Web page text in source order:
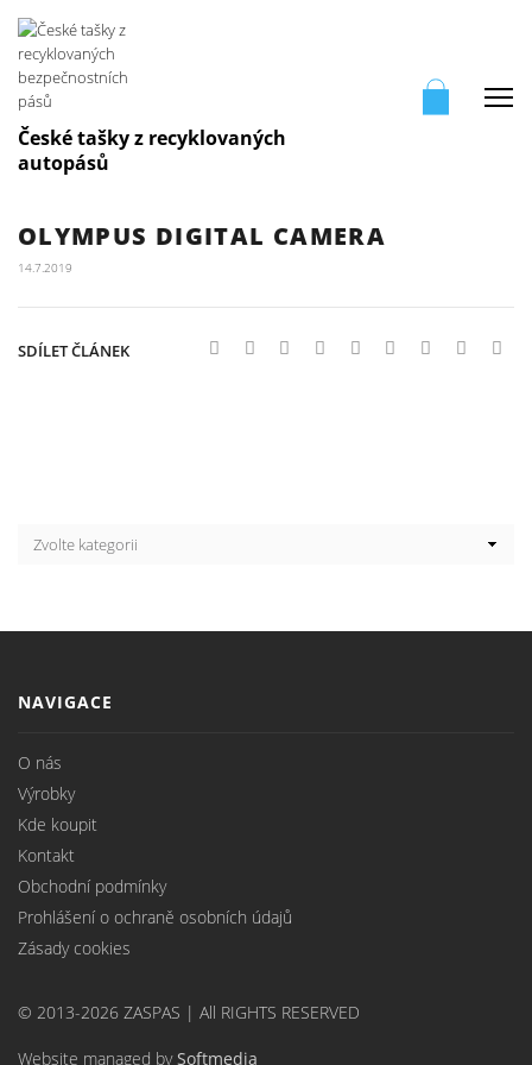
České tašky z recyklovaných
autopásů
OLYMPUS DIGITAL CAMERA
14.7.2019
SDÍLET ČLÁNEK
NAVIGACE
O nás
Výrobky
Kde koupit
Kontakt
Obchodní podmínky
Prohlášení o ochraně osobních údajů
Zásady cookies
© 2013-2026 ZASPAS | All RIGHTS RESERVED
Website managed bySoftmedia